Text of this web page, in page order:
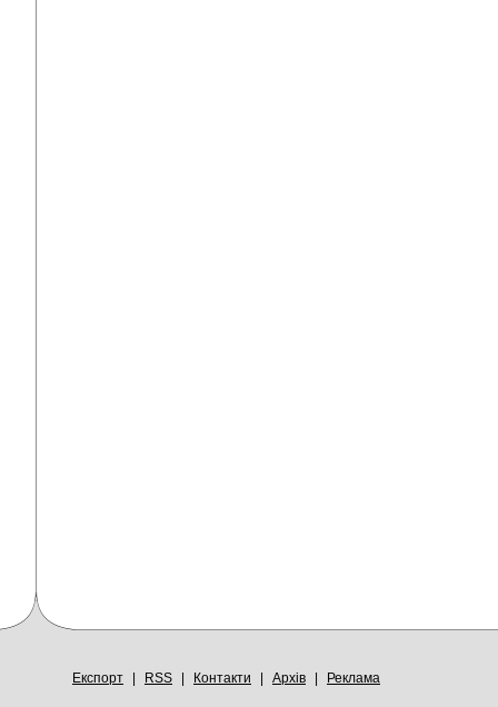
Експорт RSS Контакти Архів Реклама